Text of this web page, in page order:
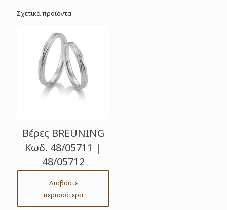
Σχετικά προϊόντα
Βέρες BREUNING
Κωδ. 48/05711 |
48/05712
Διαβάστε
περισσότερα